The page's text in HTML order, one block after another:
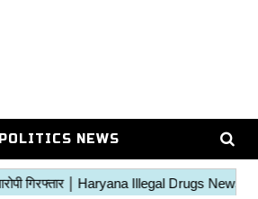
POLITICS NEWS